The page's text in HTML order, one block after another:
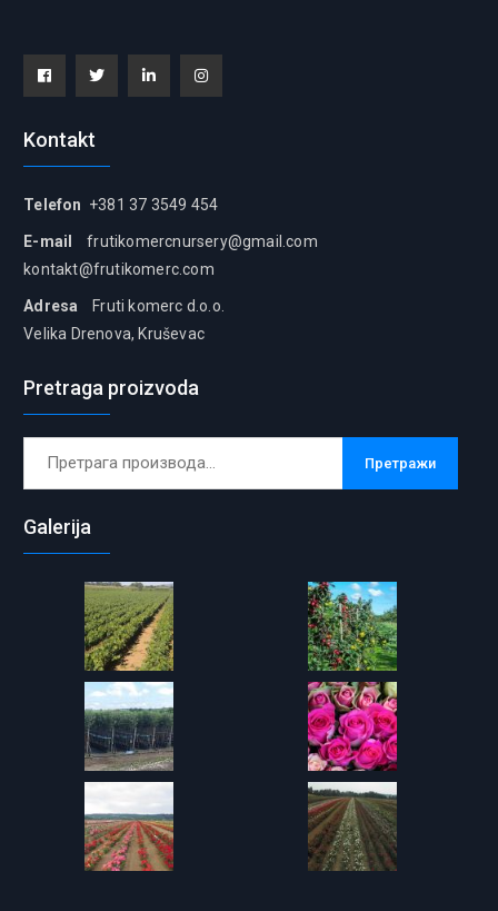
Kontakt
Telefon +381 37 3549 454
E-mail
frutikomercnursery@gmail.com
kontakt@frutikomerc.com
Adresa Fruti komerc d.o.o.
Velika Drenova, Kruševac
Pretraga proizvoda
Претрага
Претражи
Galerija